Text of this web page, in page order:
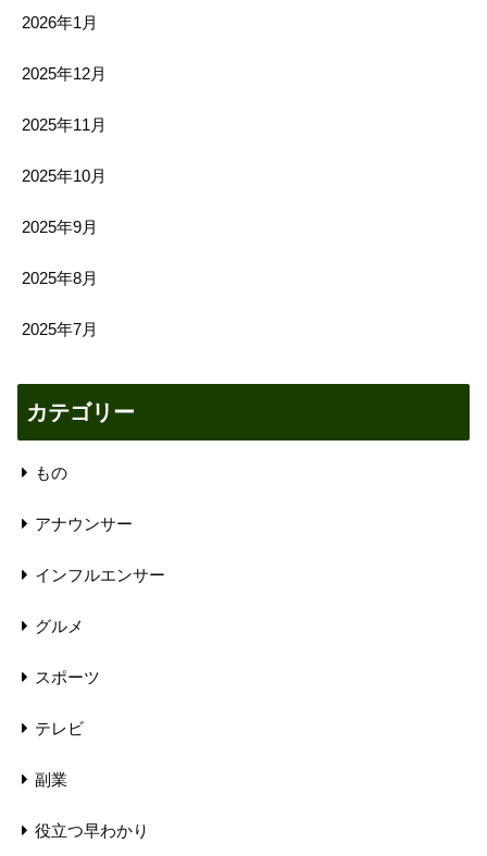
2026年1月
2025年12月
2025年11月
2025年10月
2025年9月
2025年8月
2025年7月
カテゴリー
もの
アナウンサー
インフルエンサー
グルメ
スポーツ
テレビ
副業
役立つ早わかり